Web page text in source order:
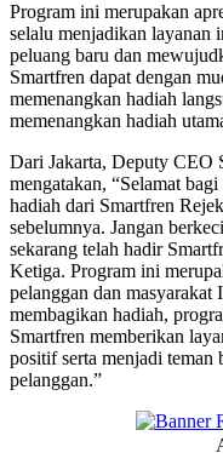
Program ini merupakan
selalu menjadikan layanan
peluang baru dan
Smartfren dapat dengan
memenangkan hadiah
memenangkan hadiah
Dari Jakarta, Deputy CEO
mengatakan, “Selamat
hadiah dari Smartfren
sebelumnya. Jangan
sekarang telah hadir
Ketiga. Program ini
pelanggan dan masyarakat
membagikan hadiah,
Smartfren memberikan
positif serta menjadi teman
pelanggan.”